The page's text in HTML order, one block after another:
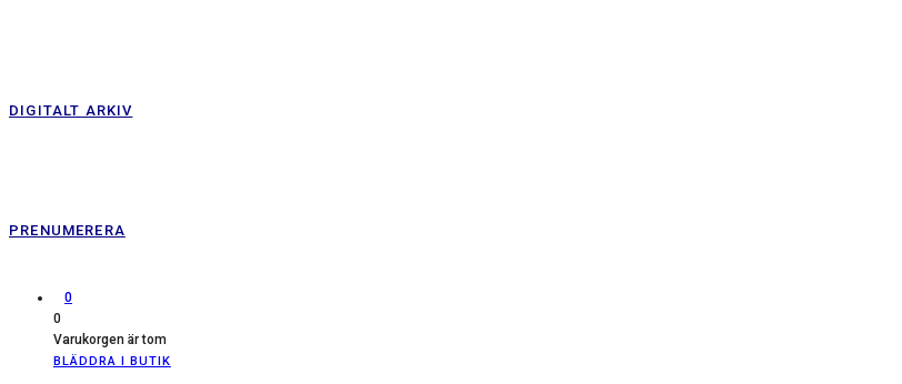
DIGITALT ARKIV
PRENUMERERA
0
0
Varukorgen är tom
BLÄDDRA I BUTIK